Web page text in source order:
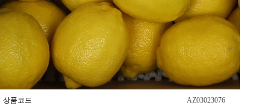
상품코드 AZ03023076